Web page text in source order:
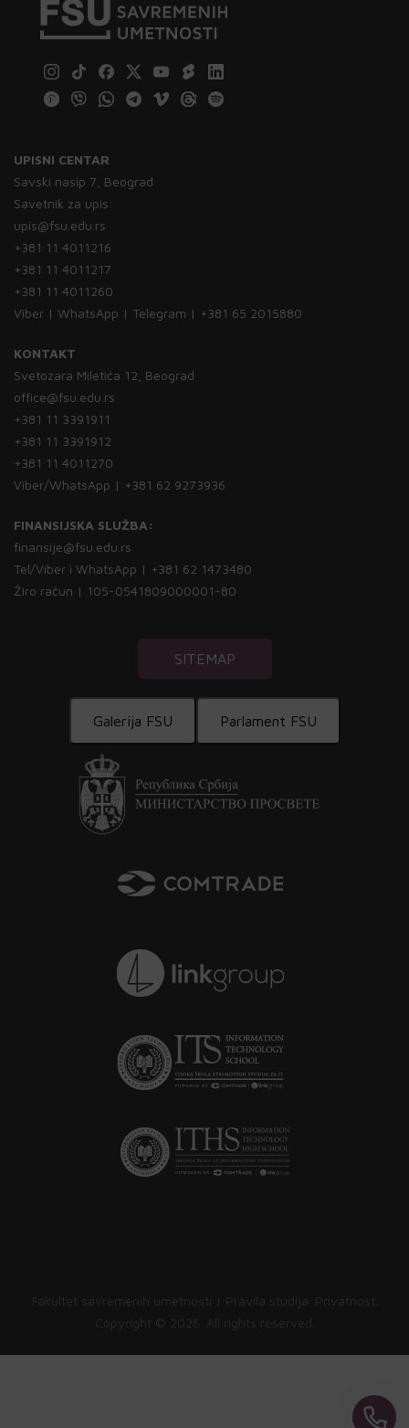
UPISNI CENTAR
Savski nasip 7, Beograd
Savetnik za upis:
upis@fsu.edu.rs
+381 11 4011216
+381 11 4011217
+381 11 4011260
Viber | WhatsApp | Telegram | +381 65 2015880
KONTAKT
Svetozara Miletića 12, Beograd
office@fsu.edu.rs
+381 11 3391911
+381 11 3391912
+381 11 4011270
Viber/WhatsApp | +381 62 9273936
FINANSIJSKA SLUŽBA:
finansije@fsu.edu.rs
Tel/Viber i WhatsApp | +381 62 1473480
Žiro račun | 105-0541809000001-80
SITEMAP
Galerija FSU Parlament FSU